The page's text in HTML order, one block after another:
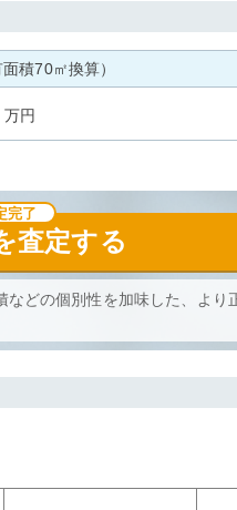
積70㎡換算）
万円
査定する
完了
どの個別性を加味した、より